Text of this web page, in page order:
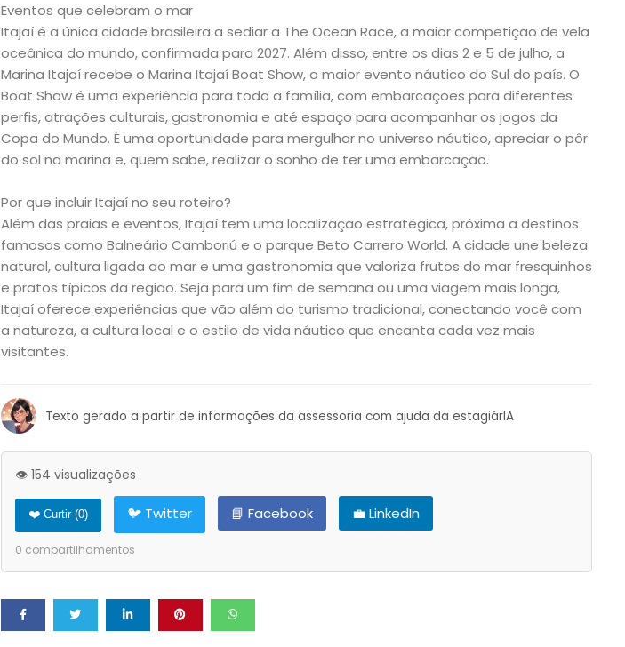
lá!
Casa
e
Decoração
Exclusiva
Homem
Mães
&
Filhos
Notícias
Opinião
Pets
Receitas
Saúde
Eventos que celebram o mar
Itajaí é a única cidade brasileira a sediar a The Ocean Race, a maior competição de vela
oceânica do mundo, confirmada para 2027. Além disso, entre os dias 2 e 5 de julho, a
Marina Itajaí recebe o Marina Itajaí Boat Show, o maior evento náutico do Sul do país. O
Boat Show é uma experiência para toda a família, com embarcações para diferentes
perfis, atrações culturais, gastronomia e até espaço para acompanhar os jogos da
Copa do Mundo. É uma oportunidade para mergulhar no universo náutico, apreciar o pôr
do sol na marina e, quem sabe, realizar o sonho de ter uma embarcação.
Por que incluir Itajaí no seu roteiro?
Além das praias e eventos, Itajaí tem uma localização estratégica, próxima a destinos
famosos como Balneário Camboriú e o parque Beto Carrero World. A cidade une beleza
natural, cultura ligada ao mar e uma gastronomia que valoriza frutos do mar fresquinhos
e pratos típicos da região. Seja para um fim de semana ou uma viagem mais longa,
Itajaí oferece experiências que vão além do turismo tradicional, conectando você com
a natureza, a cultura local e o estilo de vida náutico que encanta cada vez mais
visitantes.
Texto gerado a partir de informações da assessoria com ajuda da estagiárIA
👁️ 154 visualizações
❤️ Curtir (0) 🐦 Twitter 📘 Facebook 💼 LinkedIn
0 compartilhamentos